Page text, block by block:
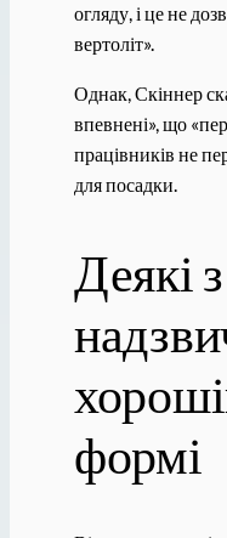
огляду, і це не
вертоліт».
Однак, Скіннер
впевнені», що
працівників не
для посадки.
Деякі
формі